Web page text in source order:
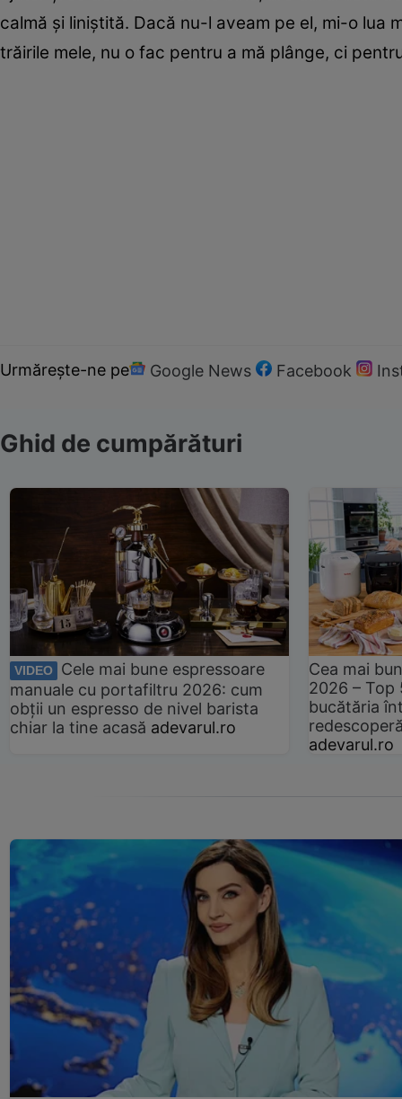
calmă şi liniştită. Dacă nu-l aveam pe el, mi-o
trăirile mele, nu o fac pentru a mă plânge, ci
Urmărește-ne pe Google News Facebook
Ghid de cumpărături
VIDEO
Cele mai bune espressoare
manuale cu portafiltru 2026: cum
obții un espresso de nivel barista
chiar la tine acasă adevarul.ro
Cea mai
2026 –
bucătăria
adevarul.ro